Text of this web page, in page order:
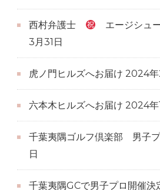
西村弁護士 エージシュ
3月31日
虎ノ門ヒルズへお届け 2024年
六本木ヒルズへお届け 2024年
千葉夷隅ゴルフ倶楽部 男子
日
千葉夷隅GCで男子プロ開催決